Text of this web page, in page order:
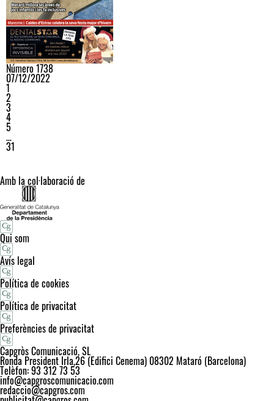
Número 1738
07/12/2022
1
2
3
4
5
…
31
Amb la col·laboració de
Qui som
Avís legal
Política de cookies
Política de privacitat
Preferències de privacitat
Capgròs Comunicació, SL
Ronda President Irla,26 (Edifici Cenema) 08302 Mataró (Barcelona)
Telèfon: 93 312 73 53
info@capgroscomunicacio.com
redaccio@capgros.com